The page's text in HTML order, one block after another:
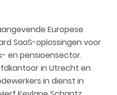
Europese
SaaS-oplossingen voor
en pensioensector.
in Utrecht en
in dienst in